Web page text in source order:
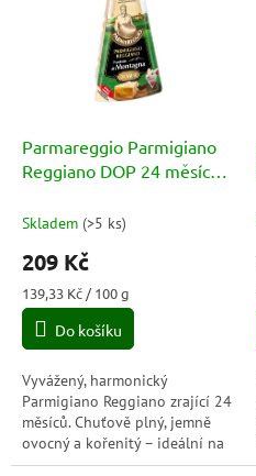
Parmareggio Parmigiano
Reggiano DOP 24 měsíců
Skladem (>5 ks)
209 Kč
Měrná
cena:
139,33 Kč / 100 g
Do košíku
Vyvážený, harmonický
Parmigiano Reggiano zrající 24
měsíců. Chuťově plný, jemně
ovocný a kořenitý – ideální na
těstoviny, do salátů nebo k